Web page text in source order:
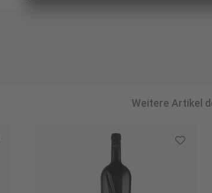
Weitere Artikel